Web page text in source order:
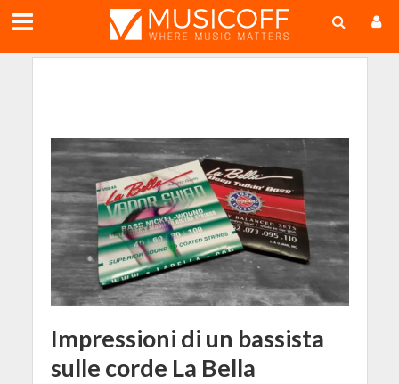
Impressioni di un bassista
sulle corde La Bella